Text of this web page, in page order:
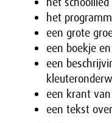
het
een grote
een boekje
een
een krant
een tekst